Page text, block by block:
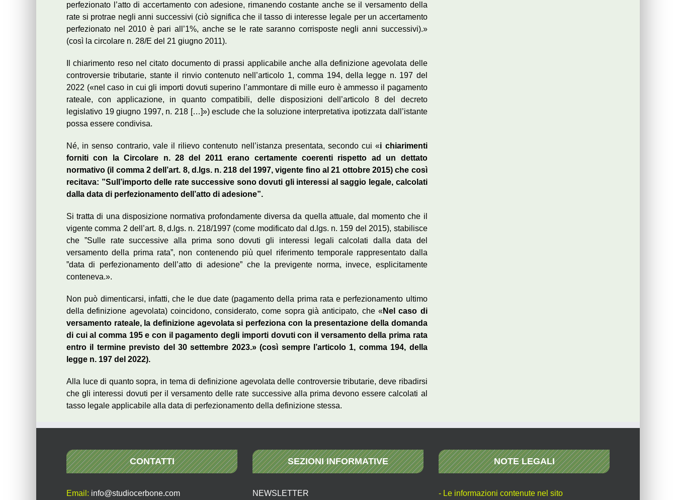
perfezionato l’atto di accertamento con adesione, rimanendo costante anche se il versamento della
rate si protrae negli anni successivi (ciò significa che il tasso di interesse legale per un accertamento
perfezionato nel 2010 è pari all’1%, anche se le rate saranno corrisposte negli anni successivi).»
(così la circolare n. 28/E del 21 giugno 2011).
Il chiarimento reso nel citato documento di prassi applicabile anche alla definizione agevolata delle
controversie tributarie, stante il rinvio contenuto nell’articolo 1, comma 194, della legge n. 197 del
2022 («nel caso in cui gli importi dovuti superino l’ammontare di mille euro è ammesso il pagamento
rateale, con applicazione, in quanto compatibili, delle disposizioni dell’articolo 8 del decreto
legislativo 19 giugno 1997, n. 218 […]») esclude che la soluzione interpretativa ipotizzata dall’istante
possa essere condivisa.
Né, in senso contrario, vale il rilievo contenuto nell’istanza presentata, secondo cui «i chiarimenti
forniti con la Circolare n. 28 del 2011 erano certamente coerenti rispetto ad un dettato
normativo (il comma 2 dell’art. 8, d.lgs. n. 218 del 1997, vigente fino al 21 ottobre 2015) che così
recitava: ”Sull’importo delle rate successive sono dovuti gli interessi al saggio legale, calcolati
dalla data di perfezionamento dell’atto di adesione”.
Si tratta di una disposizione normativa profondamente diversa da quella attuale, dal momento che il
vigente comma 2 dell’art. 8, d.lgs. n. 218/1997 (come modificato dal d.lgs. n. 159 del 2015), stabilisce
che ”Sulle rate successive alla prima sono dovuti gli interessi legali calcolati dalla data del
versamento della prima rata”, non contenendo più quel riferimento temporale rappresentato dalla
”data di perfezionamento dell’atto di adesione” che la previgente norma, invece, esplicitamente
conteneva.».
Non può dimenticarsi, infatti, che le due date (pagamento della prima rata e perfezionamento ultimo
della definizione agevolata) coincidono, considerato, come sopra già anticipato, che «Nel caso di
versamento rateale, la definizione agevolata si perfeziona con la presentazione della domanda
di cui al comma 195 e con il pagamento degli importi dovuti con il versamento della prima rata
entro il termine previsto del 30 settembre 2023.» (così sempre l’articolo 1, comma 194, della
legge n. 197 del 2022).
Alla luce di quanto sopra, in tema di definizione agevolata delle controversie tributarie, deve ribadirsi
che gli interessi dovuti per il versamento delle rate successive alla prima devono essere calcolati al
tasso legale applicabile alla data di perfezionamento della definizione stessa.
CONTATTI
Email: info@studiocerbone.com
SEZIONI INFORMATIVE
NEWSLETTER
NOTE LEGALI
- Le informazioni contenute nel sito